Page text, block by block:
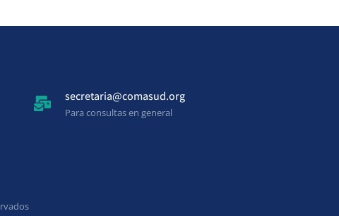
secretaria@comasud.org
Para consultas en general